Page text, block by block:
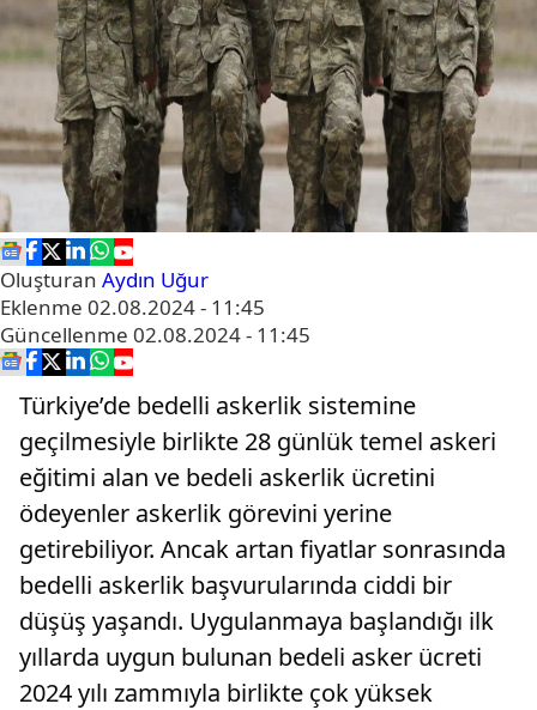
Oluşturan Aydın Uğur
Eklenme 02.08.2024 - 11:45
Güncellenme 02.08.2024 - 11:45
Türkiye’de bedelli askerlik sistemine
geçilmesiyle birlikte 28 günlük temel askeri
eğitimi alan ve bedeli askerlik ücretini
ödeyenler askerlik görevini yerine
getirebiliyor. Ancak artan fiyatlar sonrasında
bedelli askerlik başvurularında ciddi bir
düşüş yaşandı. Uygulanmaya başlandığı ilk
yıllarda uygun bulunan bedeli asker ücreti
2024 yılı zammıyla birlikte çok yüksek